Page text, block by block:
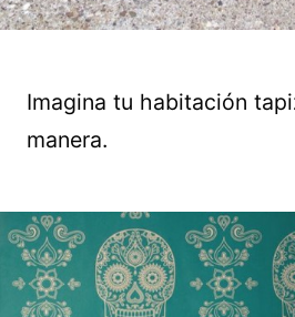
Imagina tu habitación
manera.